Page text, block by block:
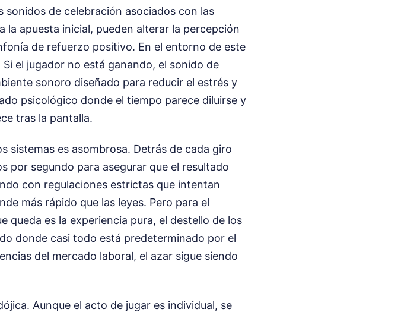
sonidos de celebración asociados con las
la apuesta inicial, pueden alterar la percepción
de refuerzo positivo. En el entorno de este
el jugador no está ganando, el sonido de
sonoro diseñado para reducir el estrés y
psicológico donde el tiempo parece diluirse y
tras la pantalla.
sistemas es asombrosa. Detrás de cada giro
por segundo para asegurar que el resultado
con regulaciones estrictas que intentan
más rápido que las leyes. Pero para el
queda es la experiencia pura, el destello de los
donde casi todo está predeterminado por el
del mercado laboral, el azar sigue siendo
Aunque el acto de jugar es individual, se